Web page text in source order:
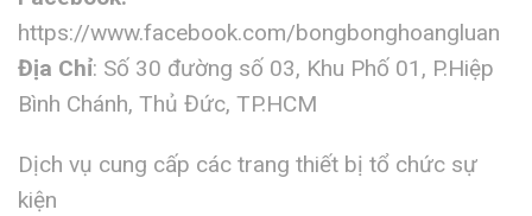
https://www.facebook.com/bongbonghoangluan
Địa Chỉ: Số 30 đường số 03, Khu Phố 01, P.Hiệp
Bình Chánh, Thủ Đức, TP.HCM
Dịch vụ cung cấp các trang thiết bị tổ chức sự
kiện